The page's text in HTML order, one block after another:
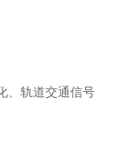
、轨道交通信号